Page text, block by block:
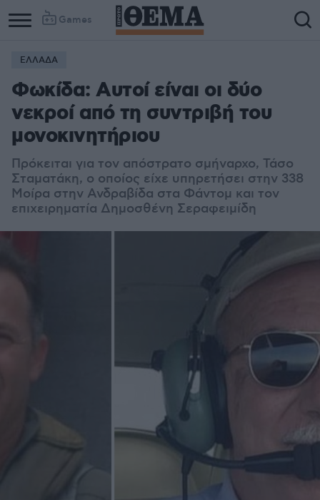
Games
ΕΛΛΑΔΑ
Φωκίδα: Αυτοί είναι οι δύο
νεκροί από τη συντριβή του
μονοκινητήριου
Πρόκειται για τον απόστρατο σμήναρχο, Τάσο
Σταματάκη, ο οποίος είχε υπηρετήσει στην 338
Μοίρα στην Ανδραβίδα στα Φάντομ και τον
επιχειρηματία Δημοσθένη Σεραφειμίδη